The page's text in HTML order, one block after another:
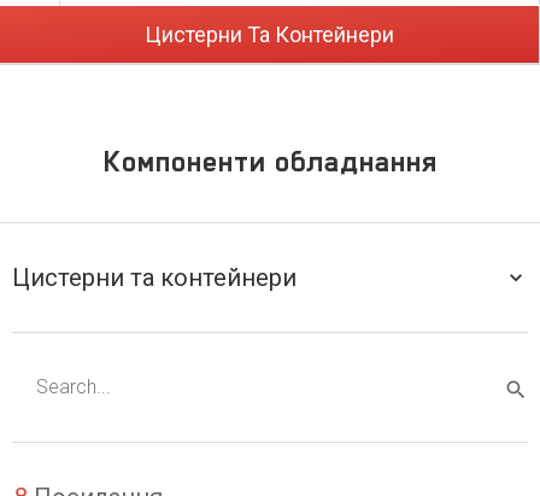
Цистерни Та Контейнери
Компоненти обладнання
Цистерни та контейнери